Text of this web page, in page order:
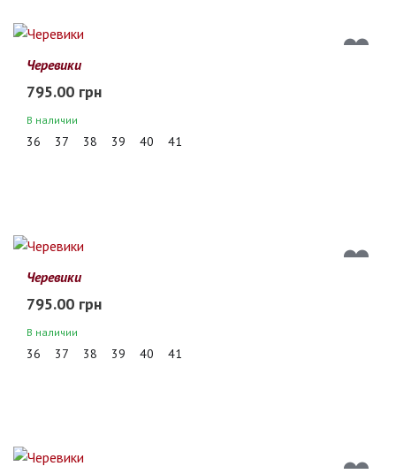
Черевики
795.00 грн
В наличии
36 37 38 39 40 41
Черевики
795.00 грн
В наличии
36 37 38 39 40 41